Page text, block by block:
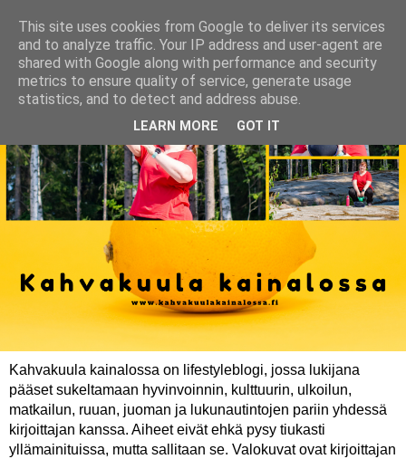
Kahvakuula kainalossa on lifestyleblogi, jossa lukijana
pääset sukeltamaan hyvinvoinnin, kulttuurin, ulkoilun,
matkailun, ruuan, juoman ja lukunautintojen pariin yhdessä
kirjoittajan kanssa. Aiheet eivät ehkä pysy tiukasti
yllämainituissa, mutta sallitaan se. Valokuvat ovat kirjoittajan
This site uses cookies from Google to deliver its services
and to analyze traffic. Your IP address and user-agent are
shared with Google along with performance and security
metrics to ensure quality of service, generate usage
statistics, and to detect and address abuse.
LEARN MORE GOT IT